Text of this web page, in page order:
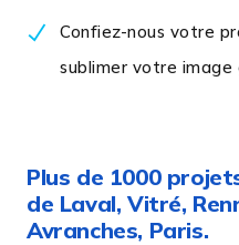
Confiez-nous votre
sublimer votre image
Plus de 1000
de Laval, Vitré,
Avranches, Paris.